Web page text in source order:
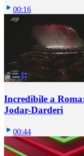
00:16
Incredibile a
Jodar-Darderi
00:44